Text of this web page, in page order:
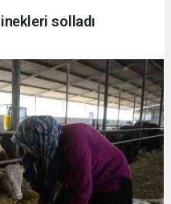
solladı